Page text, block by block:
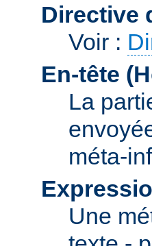
Directive
Voir :
En-tête
La
méta-
Une